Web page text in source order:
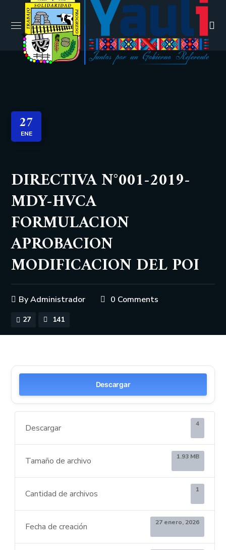
27
ENE
DIRECTIVA N°001-2019-
MDY-HVCA
FORMULACION
APROBACION
MODIFICACION DEL POI
ByAdministrador 0 Comments
27 141
Descargar
Descargar 4
Tamaño de archivo 1.93 MB
Cantidad de archivos 1
Fecha de creación 27 enero, 2026